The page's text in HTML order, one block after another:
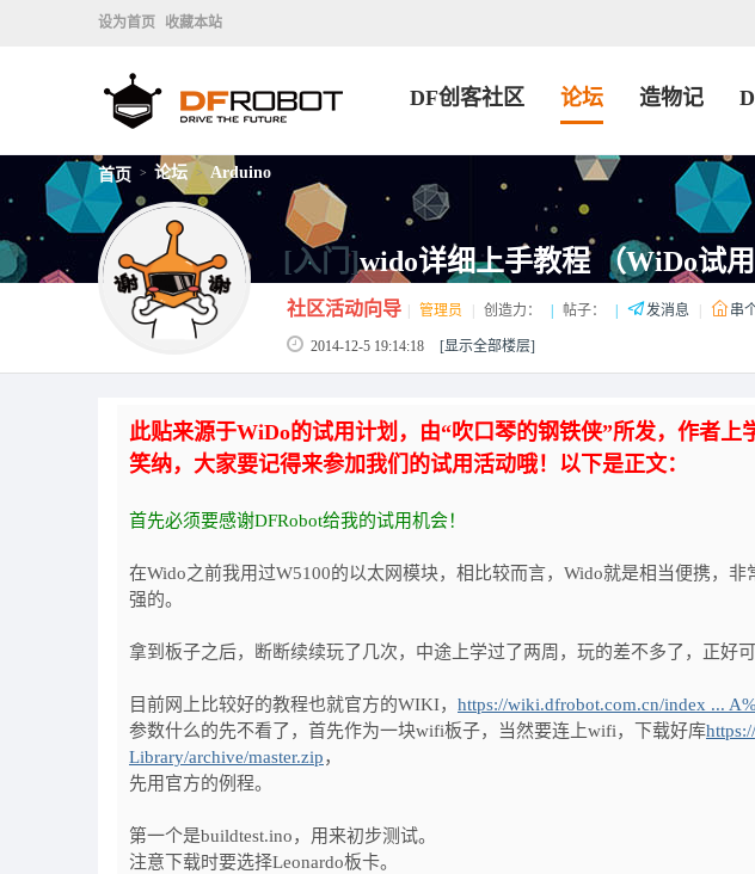
设为首页 收藏本站
DF创客社区 论坛 造物记
首页 > 论坛 > Arduino
[入门]wido详细上手教程 （WiDo试用
社区活动向导 管理员 创造力： 帖子： 发消息 串
2014-12-5 19:14:18 [显示全部楼层]
此贴来源于WiDo的试用计划，由“吹口琴的钢铁侠”所发，作者
笑纳，大家要记得来参加我们的试用活动哦！以下是正文：
首先必须要感谢DFRobot给我的试用机会！
在Wido之前我用过W5100的以太网模块，相比较而言，Wido就是相当便携，
强的。
拿到板子之后，断断续续玩了几次，中途上学过了两周，玩的差不多了，正好可
目前网上比较好的教程也就官方的WIKI， https://wiki.dfrobot.com.cn/index ...
参数什么的先不看了，首先作为一块wifi板子，当然要连上wifi，下载好库
Library/archive/master.zip，
先用官方的例程。
第一个是buildtest.ino，用来初步测试。
注意下载时要选择Leonardo板卡。